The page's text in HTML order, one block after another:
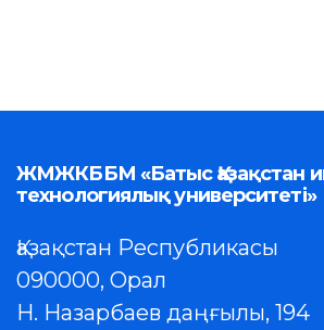
ЖМЖКББМ «Батыс Қазақстан
технологиялық университеті»
Қазақстан Республикасы
090000, Орал
Н. Назарбаев даңғылы, 194